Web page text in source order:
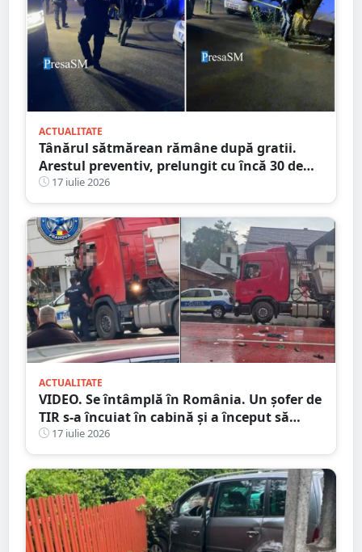
ACTUALITATE
Tânărul sătmărean rămâne după gratii.
Arestul preventiv, prelungit cu încă 30 de
zile în dosarul morții de la Ștrandul Satu
Mare
17 iulie 2026
ACTUALITATE
VIDEO. Se întâmplă în România. Un șofer de
TIR s-a încuiat în cabină și a început să
arunce cu obiecte în trecători. Au intervenit
mascații
17 iulie 2026